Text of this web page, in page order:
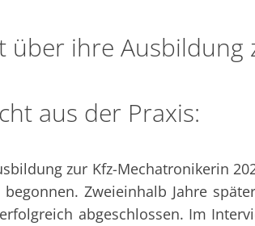
über ihre Ausbildung
aus der Praxis:
zur Kfz-Mechatronikerin
Zweieinhalb Jahre
abgeschlossen. Im